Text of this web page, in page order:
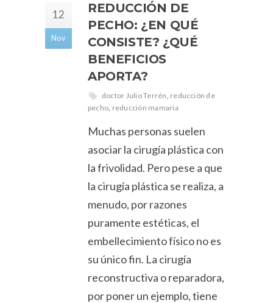
12
Nov
REDUCCIÓN DE
PECHO: ¿EN QUÉ
CONSISTE? ¿QUÉ
BENEFICIOS
APORTA?
doctor Julio Terrén, reducción de
pecho, reducción mamaria
Muchas personas suelen
asociar la cirugía plástica con
la frivolidad. Pero pese a que
la cirugía plástica se realiza, a
menudo, por razones
puramente estéticas, el
embellecimiento físico no es
su único fin. La cirugía
reconstructiva o reparadora,
por poner un ejemplo, tiene